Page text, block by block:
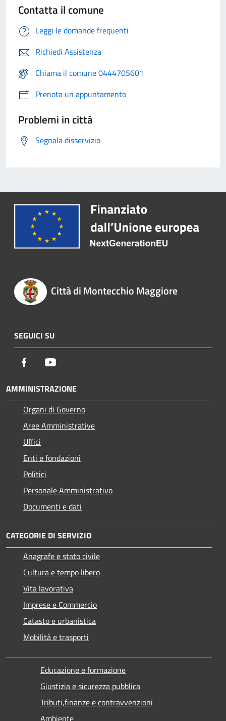
Contatta il comune
Leggi le domande frequenti
Richiedi Assistenza
Chiama il comune 0444705601
Prenota un appuntamento
Problemi in città
Segnala disservizio
Città di Montecchio Maggiore
SEGUICI SU
Facebook
AMMINISTRAZIONE
Organi di Governo
Aree Amministrative
Uffici
Enti e fondazioni
Politici
Personale Amministrativo
Documenti e dati
CATEGORIE DI SERVIZIO
Anagrafe e stato civile
Cultura e tempo libero
Vita lavorativa
Imprese e Commercio
Catasto e urbanistica
Mobilità e trasporti
Educazione e formazione
Giustizia e sicurezza pubblica
Tributi,finanze e contravvenzioni
Ambiente